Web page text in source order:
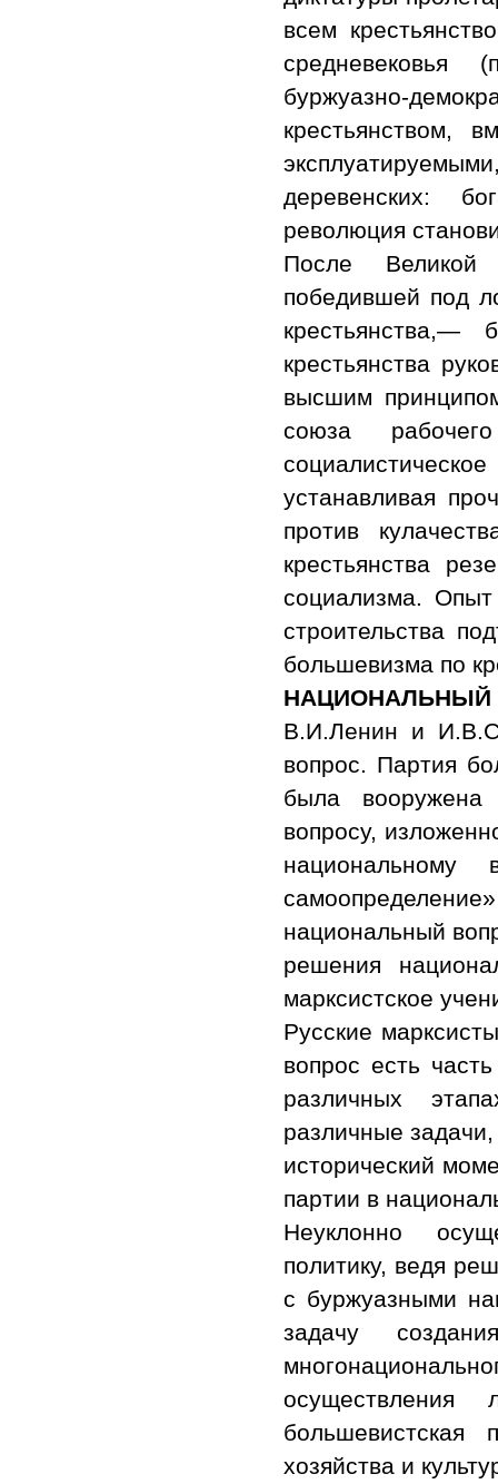
всем
средневековья
буржуазно-
крестьянством,
деревенских:
революция
После Великой
победившей под
крестьянства
высшим
союза
устанавливая
против
крестьянства
социализма. Опыт
строительства
большевизма по
НАЦИОНАЛЬНЫЙ
В.И.Ленин и
вопрос. Партия
была вооружена
вопросу,
национальный
решения
марксистское
Русские
вопрос есть
различных
различные
исторический
партии в
Неуклонно
политику, ведя
с буржуазными
задачу
осуществления
большевистская
хозяйства и